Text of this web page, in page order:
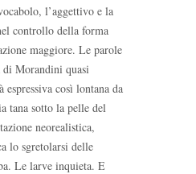
l’aggettivo e la
controllo della forma
maggiore. Le parole
di Morandini quasi
così lontana da
tana sotto la pelle del
neorealistica,
lo sgretolarsi delle
Le larve inquieta. E